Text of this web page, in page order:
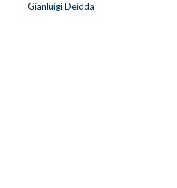
Gianluigi Deidda